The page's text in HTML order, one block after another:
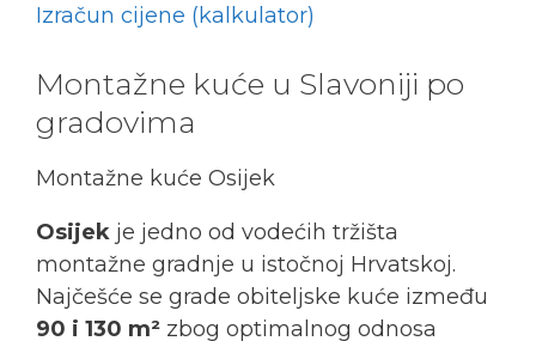
Izračun cijene (kalkulator)
Montažne kuće u Slavoniji po
gradovima
Montažne kuće Osijek
Osijek je jedno od vodećih tržišta
montažne gradnje u istočnoj Hrvatskoj.
Najčešće se grade obiteljske kuće između
90 i 130 m² zbog optimalnog odnosa